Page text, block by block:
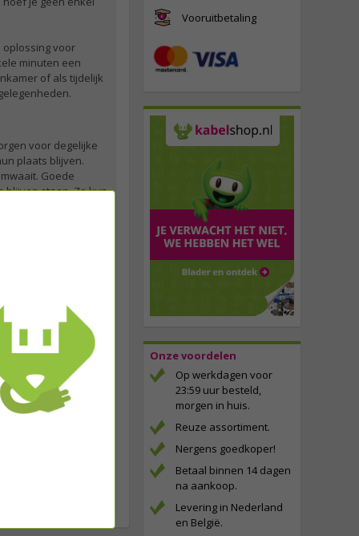
Vooruitbetaling
Onze voordelen
Op werkdagen voor
23:59 uur besteld,
morgen in huis.
Reuze assortiment.
Nergens goedkoper!
Betaal binnen 14 dagen
na aankoop.
Levering in Nederland
en België.
voor
minuten een
of als tijdelijk
voor degelijke
plaats blijven.
Goede
blijven staan. Zo kun
deze dan bij
dag. Voor 23:59
een vlakke
slim om een
en zon kunnen het